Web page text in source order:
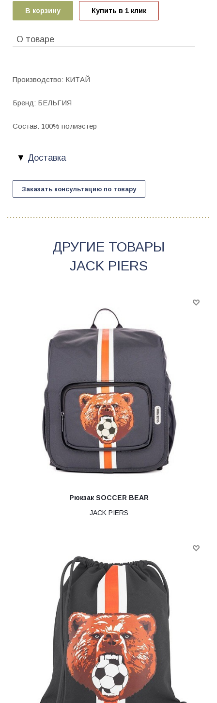
В корзину Купить в 1 клик
О товаре
Производство: КИТАЙ
Бренд: БЕЛЬГИЯ
Состав: 100% полиэстер
Доставка
Заказать консультацию по товару
ДРУГИЕ ТОВАРЫ
JACK PIERS
Рюкзак SOCCER BEAR
JACK PIERS